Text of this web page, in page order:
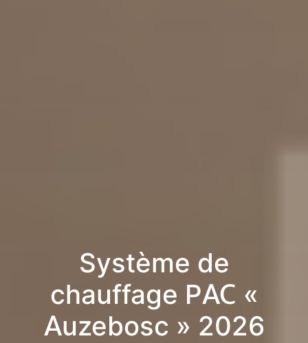
Système de
chauffage PAC «
Auzebosc » 2026